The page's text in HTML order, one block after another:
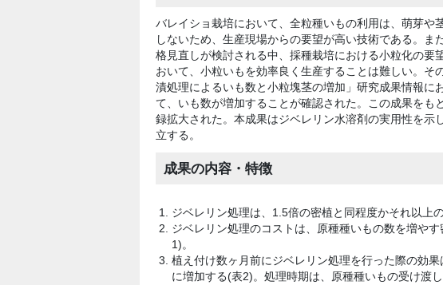
バレイショ栽培において、全粒種いもの利用は、萌芽や
しないため、生産現場からの要望が高い技術である。
格見直しが検討される中、採種栽培における小粒化の要
おいて、小粒いもを効率良く生産することは難しい。
漬処理によるいも数と小粒塊茎の増加」研究成果情報
て、いも数が増加することが確認された。この成果を
録拡大された。本成果はジベレリン水溶剤の実用性を
立する。
成果の内容・特徴
ジベレリン処理は、1.5倍の密植と同程度かそれ以上
ジベレリン処理のコストは、原種種いもの数を増や
1)。
植え付け数ヶ月前にジベレリン処理を行った際の効
に増加する(表2)。処理時期は、原種種いもの受け渡